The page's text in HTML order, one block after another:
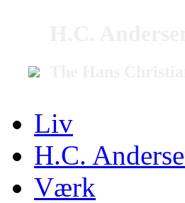
Liv
H.C.
Værk